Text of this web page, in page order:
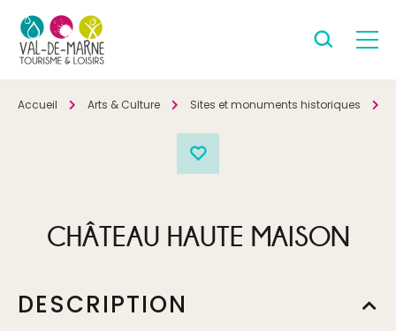
Accueil Arts & Culture Sites et monuments historiques
CHÂTEAU HAUTE MAISON
DESCRIPTION